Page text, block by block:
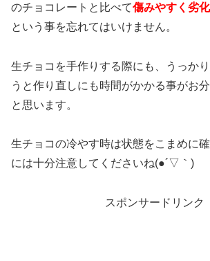
のチョコレートと比べて傷みやすく劣
という事を忘れてはいけません。
生チョコを手作りする際にも、うっか
うと作り直しにも時間がかかる事がお
と思います。
生チョコの冷やす時は状態をこまめに
には十分注意してくださいね(●´▽｀)
スポンサードリンク